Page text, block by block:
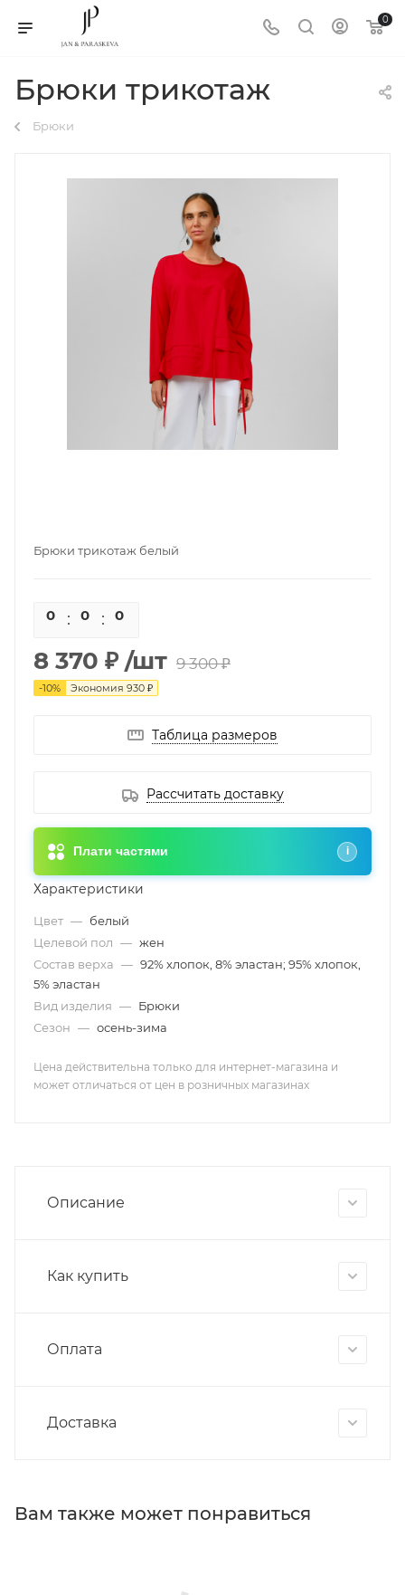
0
Брюки трикотаж
Брюки
Брюки трикотаж белый
0 0 0
8 370 ₽ /шт 9 300 ₽
-10% Экономия 930 ₽
Таблица размеров
Рассчитать доставку
Плати частями i
Характеристики
Цвет — белый
Целевой пол — жен
Состав верха — 92% хлопок, 8% эластан; 95% хлопок,
5% эластан
Вид изделия — Брюки
Сезон — осень-зима
Цена действительна только для интернет-магазина и
может отличаться от цен в розничных магазинах
Описание
Как купить
Оплата
Доставка
Вам также может понравиться